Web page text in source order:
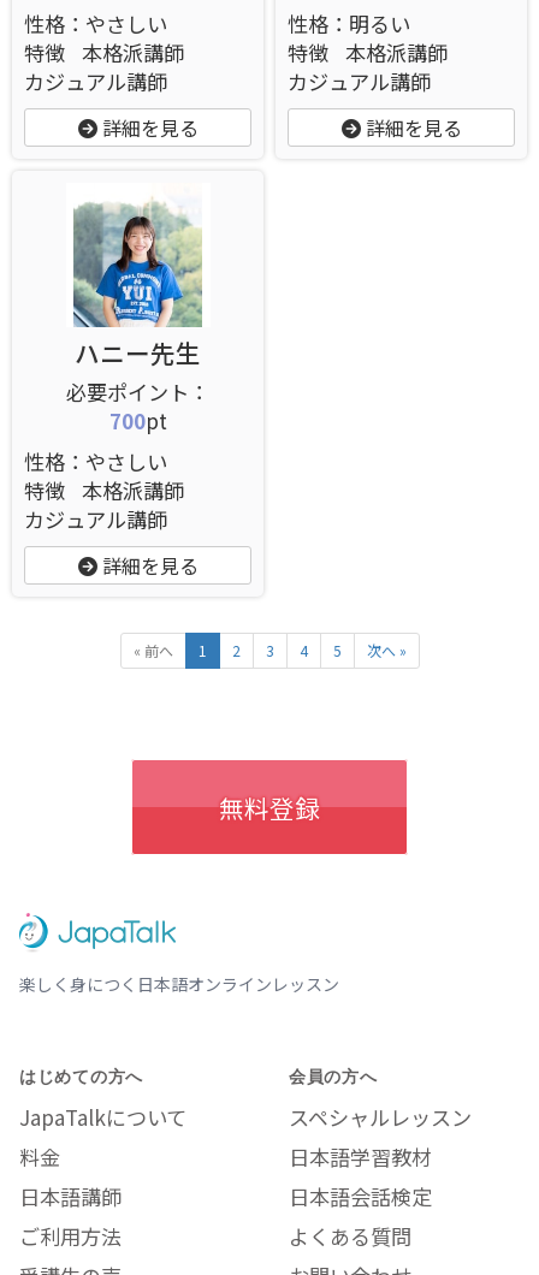
性格：やさしい
特徴 本格派講師
カジュアル講師
詳細を見る
性格：明るい
特徴 本格派講師
カジュアル講師
詳細を見る
ハニー先生
700pt
性格：やさしい
特徴 本格派講師
カジュアル講師
詳細を見る
« 前へ 1 2 3 4 5 次へ »
無料登録
楽しく身につく日本語オンラインレッスン
はじめての方へ
JapaTalkについて
料金
日本語講師
ご利用方法
会員の方へ
スペシャルレッスン
日本語学習教材
日本語会話検定
よくある質問